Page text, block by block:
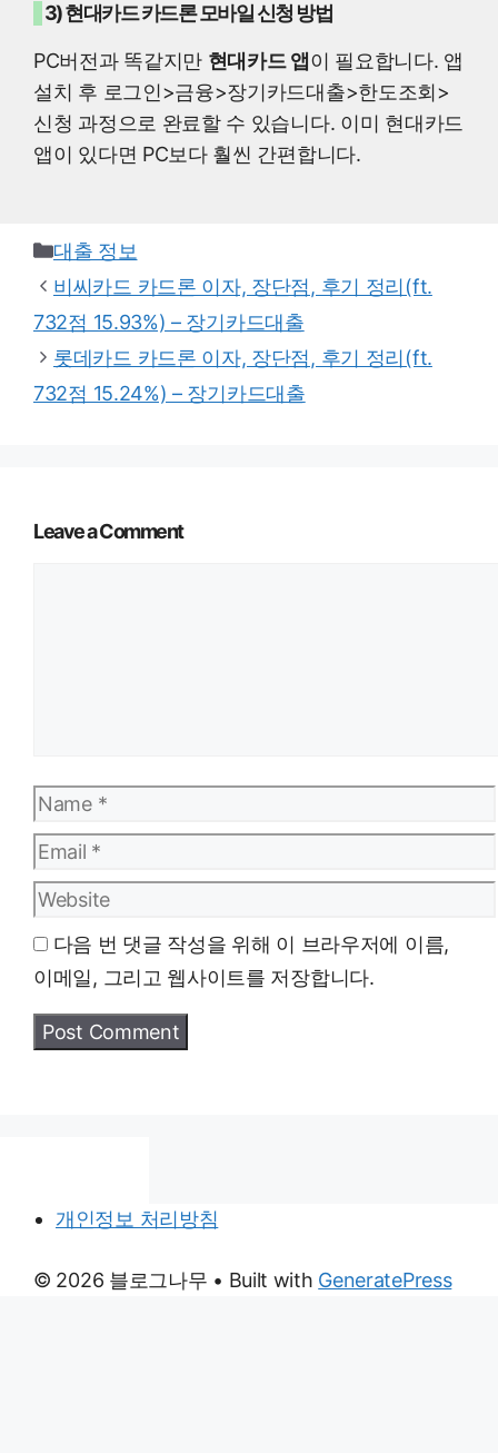
3) 현대카드 카드론 모바일 신청 방법
PC버전과 똑같지만 현대카드 앱이 필요합니다. 앱
설치 후 로그인>금융>장기카드대출>한도조회>
신청 과정으로 완료할 수 있습니다. 이미 현대카드
앱이 있다면 PC보다 훨씬 간편합니다.
Categories
대출 정보
비씨카드 카드론 이자, 장단점, 후기 정리(ft.
732점 15.93%) – 장기카드대출
롯데카드 카드론 이자, 장단점, 후기 정리(ft.
732점 15.24%) – 장기카드대출
Leave a Comment
Name
Email
Website
다음 번 댓글 작성을 위해 이 브라우저에 이름,
이메일, 그리고 웹사이트를 저장합니다.
개인정보 처리방침
© 2026 블로그나무 • Built with GeneratePress